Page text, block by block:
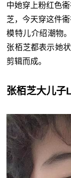
中她穿上粉红色
芝，今天穿这件
模特儿介绍潮物
张栢芝都表示她
剪辑而成。
张栢芝大儿子